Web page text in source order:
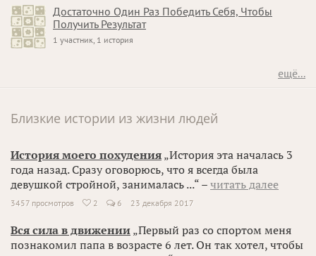
Достаточно Один Раз Победить Себя, Чтобы
Получить Результат
1 участник, 1 история
ещё...
Близкие истории из жизни людей
История моего похудения „История эта началась 3
года назад. Сразу оговорюсь, что я всегда была
девушкой стройной, занималась ...“ – читать далее
3457 просмотров  2 6 23 декабря 2017
Вся сила в движении „Первый раз со спортом меня
познакомил папа в возрасте 6 лет. Он так хотел, чтобы